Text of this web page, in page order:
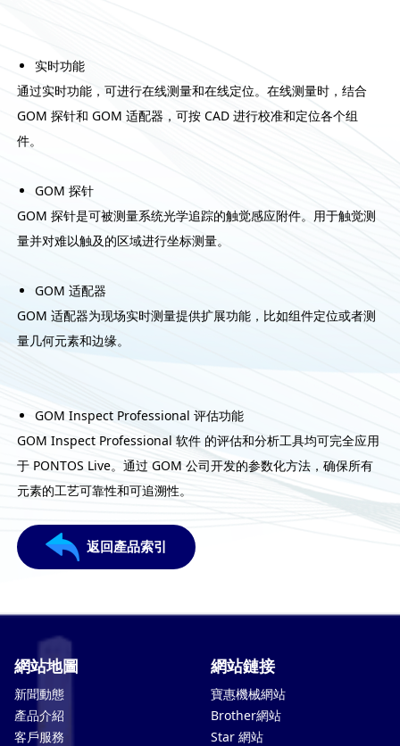
实时功能
通过实时功能，可进行在线测量和在线定位。在线测量时，结合
GOM 探针和 GOM 适配器，可按 CAD 进行校准和定位各个组
件。
GOM 探针
GOM 探针是可被测量系统光学追踪的触觉感应附件。用于触觉测
量并对难以触及的区域进行坐标测量。
GOM 适配器
GOM 适配器为现场实时测量提供扩展功能，比如组件定位或者测
量几何元素和边缘。
GOM Inspect Professional 评估功能
GOM Inspect Professional 软件 的评估和分析工具均可完全应用
于 PONTOS Live。通过 GOM 公司开发的参数化方法，确保所有
元素的工艺可靠性和可追溯性。
返回產品索引
網站地圖
新聞動態
產品介紹
客戶服務
網站鏈接
寶惠機械網站
Brother網站
Star 網站